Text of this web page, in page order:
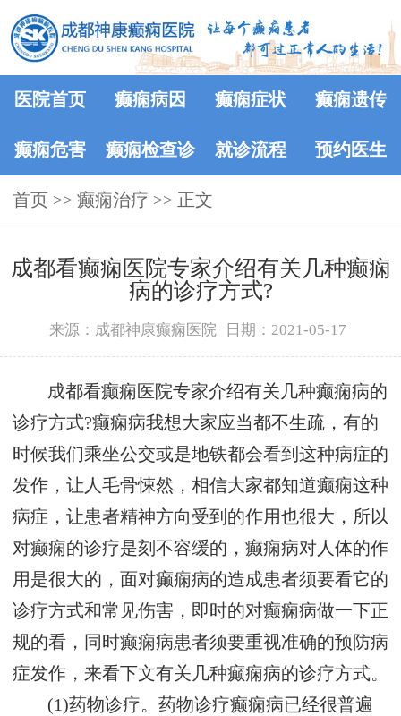
医院首页 癫痫病因 癫痫症状 癫痫遗传
癫痫危害 癫痫检查诊
断
就诊流程 预约医生
首页 >> 癫痫治疗 >> 正文
成都看癫痫医院专家介绍有关几种癫痫
病的诊疗方式?
来源：成都神康癫痫医院 日期：2021-05-17
成都看癫痫医院专家介绍有关几种癫痫病的
诊疗方式?癫痫病我想大家应当都不生疏，有的
时候我们乘坐公交或是地铁都会看到这种病症的
发作，让人毛骨悚然，相信大家都知道癫痫这种
病症，让患者精神方向受到的作用也很大，所以
对癫痫的诊疗是刻不容缓的，癫痫病对人体的作
用是很大的，面对癫痫病的造成患者须要看它的
诊疗方式和常见伤害，即时的对癫痫病做一下正
规的看，同时癫痫病患者须要重视准确的预防病
症发作，来看下文有关几种癫痫病的诊疗方式。
(1)药物诊疗。药物诊疗癫痫病已经很普遍